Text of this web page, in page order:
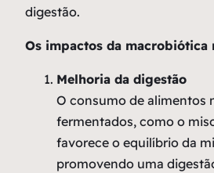
digestão.
Os impactos da macrobiótica
Melhoria da digestão
O consumo de alimentos
fermentados, como o
favorece o equilíbrio da
promovendo uma